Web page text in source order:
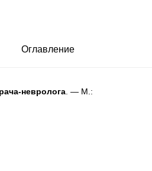
Оглавление
невролога . — М.: